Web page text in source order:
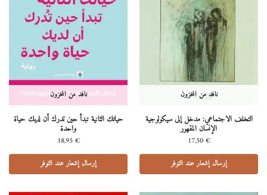
نافد من المخزون
التخلف اﻻجتماعي: مدخل إلى سيكولوجية
الإنسان المقهور
17,50€
إرسال إشعار عند التوفر
نافد من المخزون
حياتك الثانية تبدأ حين تدرك أن لديك حياة
واحدة
18,95€
إرسال إشعار عند التوفر